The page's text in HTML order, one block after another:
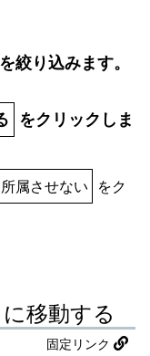
絞り込みます。
をクリックしま
所属させない をク
移動する
固定リンク